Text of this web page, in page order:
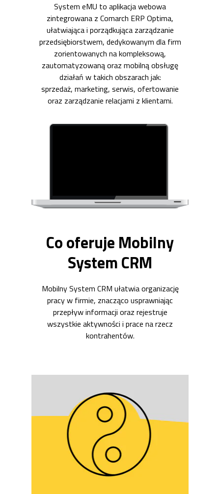
System eMU to aplikacja webowa
zintegrowana z Comarch ERP Optima,
ułatwiająca i porządkująca zarządzanie
przedsiębiorstwem, dedykowanym dla firm
zorientowanych na kompleksową,
zautomatyzowaną oraz mobilną obsługę
działań w takich obszarach jak:
sprzedaż, marketing, serwis, ofertowanie
oraz zarządzanie relacjami z klientami.
Co oferuje Mobilny
System CRM
Mobilny System CRM ułatwia organizację
pracy w firmie, znacząco usprawniając
przepływ informacji oraz rejestruje
wszystkie aktywności i prace na rzecz
kontrahentów.